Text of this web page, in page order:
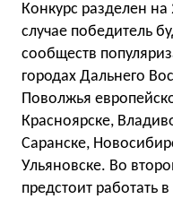
Конкурс разделен
случае победитель
сообществ
городах Дальнего
Поволжья
Красноярске,
Саранске,
Ульяновске. Во
предстоит работать